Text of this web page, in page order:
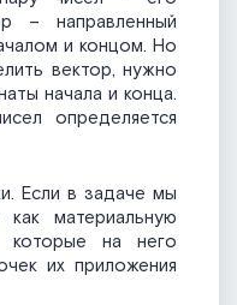
– направленный
и концом. Но
вектор, нужно
начала и конца.
определяется
Если в задаче мы
материальную
которые на него
их приложения